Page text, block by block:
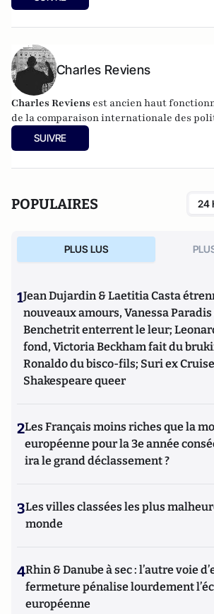
Charles Reviens
Charles Reviens est ancien haut
de la comparaison internationale des
SUIVRE
POPULAIRES 24
PLUS LUS
1Jean Dujardin & Laetitia Casta
nouveaux amours, Vanessa
Benchetrit enterrent le leur;
fond, Victoria Beckham fait du
Ronaldo du bisco-fils; Suri ex
Shakespeare queer
2Les Français moins riches que la
européenne pour la 3e année
ira le grand déclassement ?
3Les villes classées les plus
monde
4Rhin & Danube à sec : l’autre voie
fermeture pénalise lourdement
européenne